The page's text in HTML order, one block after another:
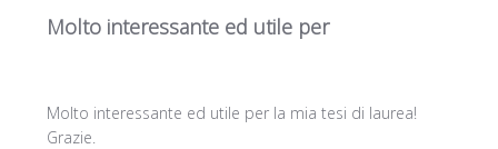
Molto interessante ed utile per
Molto interessante ed utile per la mia tesi di laurea!
Grazie.